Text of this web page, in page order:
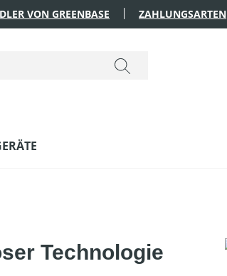
VON GREENBASE ZAHLUNGSARTEN
Technologie